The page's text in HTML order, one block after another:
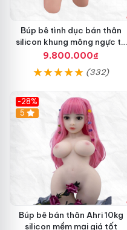
Búp bê tình dục bán thân
silicon khung mông ngực to
âm đạo khít chặt tự nhiên
9.800.000₫
(332)
-28%
5
Búp bê bán thân Ahri 10kg
silicon mềm mại giá tốt